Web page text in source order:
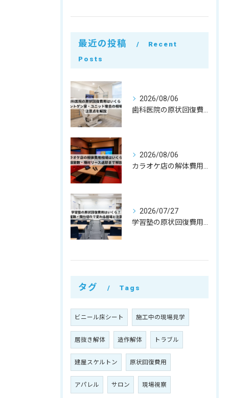
最近の投稿
Recent
Posts
2026/08/06
2026/08/06
2026/07/27
タグ Tags
ビニール床シート 施工中の現場見学
居抜き解体 造作解体 トラブル
建屋スケルトン 原状回復費用
アパレル サロン 現場視察